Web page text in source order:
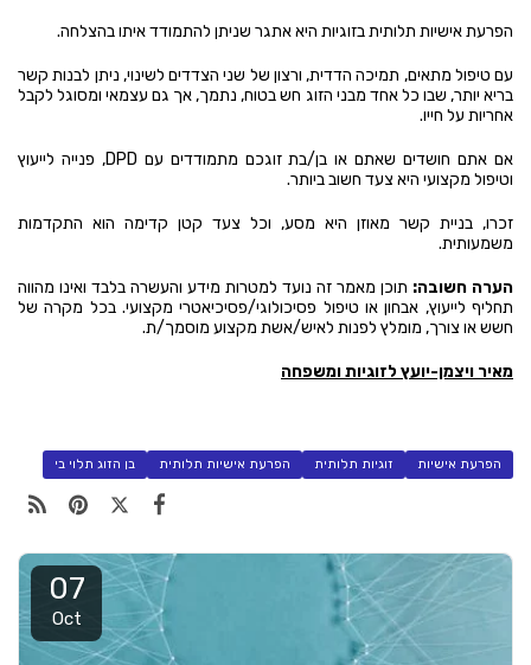
הפרעת אישיות תלותית בזוגיות היא אתגר שניתן להתמודד איתו בהצלחה.
עם טיפול מתאים, תמיכה הדדית, ורצון של שני הצדדים לשינוי, ניתן לבנות קשר
בריא יותר, שבו כל אחד מבני הזוג חש בטוח, נתמך, אך גם עצמאי ומסוגל לקבל
אחריות על חייו.
אם אתם חושדים שאתם או בן/בת זוגכם מתמודדים עם DPD, פנייה לייעוץ
וטיפול מקצועי היא צעד חשוב ביותר.
זכרו, בניית קשר מאוזן היא מסע, וכל צעד קטן קדימה הוא התקדמות
משמעותית.
הערה חשובה: תוכן מאמר זה נועד למטרות מידע והעשרה בלבד ואינו מהווה
תחליף לייעוץ, אבחון או טיפול פסיכולוגי/פסיכיאטרי מקצועי. בכל מקרה של
חשש או צורך, מומלץ לפנות לאיש/אשת מקצוע מוסמך/ת.
מאיר ויצמן-יועץ לזוגיות ומשפחה
הפרעת אישיות זוגיות תלותית הפרעת אישיות תלותית בן הזוג תלוי בי
07
Oct